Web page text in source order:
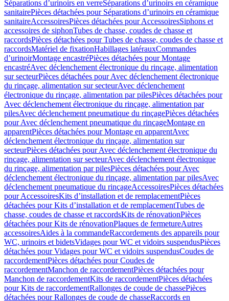
Séparations d’urinoirs en verreSéparations d’urinoirs en céramique
sanitairePièces détachées pour Séparations d’urinoirs en céramique
sanitaireAccessoiresPièces détachées pour AccessoiresSiphons et
accessoires de siphonTubes de chasse, coudes de chasse et
raccordsPièces détachées pour Tubes de chasse, coudes de chasse et
raccordsMatériel de fixationHabillages latérauxCommandes
dʼurinoirMontage encastréPièces détachées pour Montage
encastréAvec déclenchement électronique du rinçage, alimentation
sur secteurPièces détachées pour Avec déclenchement électronique
du rinçage, alimentation sur secteurAvec déclenchement
électronique du rinçage, alimentation par pilesPièces détachées pour
Avec déclenchement électronique du rinçage, alimentation par
pilesAvec déclenchement pneumatique du rinçagePièces détachées
pour Avec déclenchement pneumatique du rinçageMontage en
apparentPièces détachées pour Montage en apparentAvec
déclenchement électronique du rinçage, alimentation sur
secteurPièces détachées pour Avec déclenchement électronique du
rinçage, alimentation sur secteurAvec déclenchement électronique
du rinçage, alimentation par pilesPièces détachées pour Avec
déclenchement électronique du rinçage, alimentation par pilesAvec
déclenchement pneumatique du rinçageAccessoiresPièces détachées
pour AccessoiresKits d’installation et de remplacementPièces
détachées pour Kits d’installation et de remplacementTubes de
chasse, coudes de chasse et raccordsKits de rénovationPièces
détachées pour Kits de rénovationPlaques de fermetureAutres
accessoiresAides à la commandeRaccordements des appareils pour
WC, urinoirs et bidetsVidages pour WC et vidoirs suspendusPièces
détachées pour Vidages pour WC et vidoirs suspendusCoudes de
raccordementPièces détachées pour Coudes de
raccordementManchon de raccordementPièces détachées pour
Manchon de raccordementKits de raccordementPièces détachées
pour Kits de raccordementRallonges de coude de chassePièces
détachées pour Rallonges de coude de chasseRaccords en